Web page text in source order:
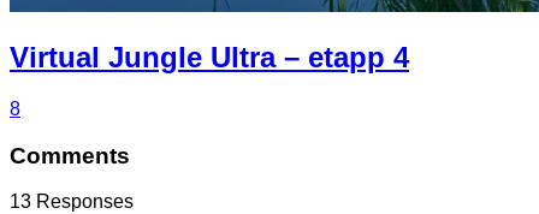
Virtual Jungle Ultra – etapp 4
8
Comments
13 Responses